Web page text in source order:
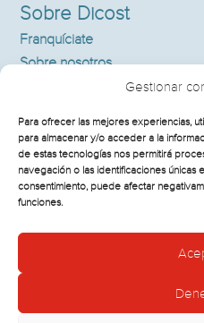
Gestionar
Para ofrecer las mejores experiencias,
para almacenar y/o acceder a la
de estas tecnologías nos permitirá
navegación o las identificaciones únicas
consentimiento, puede afectar
funciones.
Sobre Dicost
Franquíciate
Sobre nosotros
Contacto
Información Legal
Política de cookies
Aviso legal y política de